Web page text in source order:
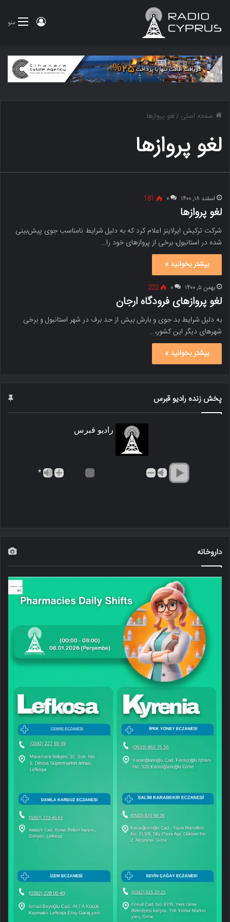
منو ورود
صفحه اصلی /لغو پروازها
لغو پروازها
اسفند ۱۸, ۱۴۰۰ ۰ 181
لغو پروازها
شرکت ترکیش ایرلاینز اعلام کرد که به دلیل شرایط نامناسب جوی پیش‌بینی
شده در استانبول، برخی از پروازهای خود را…
بیشتر بخوانید »
بهمن ۵, ۱۴۰۰ ۰ 222
لغو پروازهای فرودگاه ارجان
به دلیل شرایط بد جوی و بارش بیش از حد برف در شهر استانبول و برخی
شهرهای دیگر این کشور،…
بیشتر بخوانید »
پخش زنده رادیو قبرس
رادیو قبرس
*
داروخانه